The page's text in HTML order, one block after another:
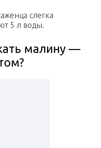
слегка
5 л воды.
малину —